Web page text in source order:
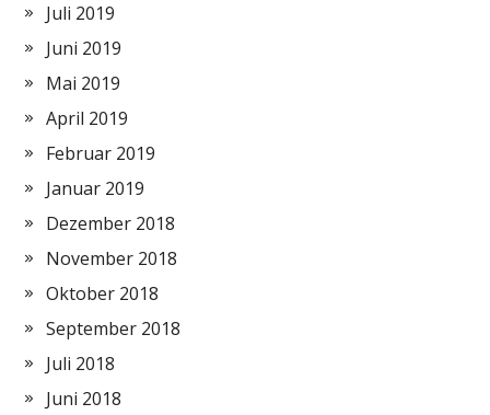
Juli 2019
Juni 2019
Mai 2019
April 2019
Februar 2019
Januar 2019
Dezember 2018
November 2018
Oktober 2018
September 2018
Juli 2018
Juni 2018